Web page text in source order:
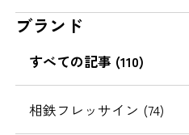
ブランド
すべての記事 (110)
相鉄フレッサイン (74)